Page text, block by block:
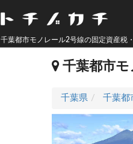
千葉都市モノレール2号線の固定資産税
千葉都市
千葉県 千葉都